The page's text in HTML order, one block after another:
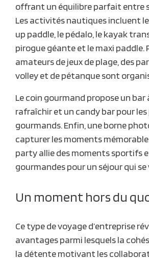
offrant un équilibre parfait entre
Les activités nautiques incluent
up paddle, le pédalo, le kayak
pirogue géante et le maxi paddle.
amateurs de jeux de plage, des
volley et de pétanque sont
Le coin gourmand propose un bar
rafraîchir et un candy bar pour les
gourmands. Enfin, une borne
capturer les moments
party allie des moments sportifs
gourmandes pour un séjour qui se
Un moment hors du
Ce type de voyage d’entreprise
avantages parmi lesquels la
la détente motivant les